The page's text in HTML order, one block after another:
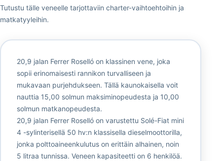
Tutustu tälle veneelle tarjottaviin charter-vaihtoehtoihin ja
matkatyyleihin.
20,9 jalan Ferrer Roselló on klassinen vene, joka
sopii erinomaisesti rannikon turvalliseen ja
mukavaan purjehdukseen. Tällä kaunokaisella voit
nauttia 15,00 solmun maksiminopeudesta ja 10,00
solmun matkanopeudesta.
20,9 jalan Ferrer Roselló on varustettu Solé-Fiat mini
4 -sylinterisellä 50 hv:n klassisella dieselmoottorilla,
jonka polttoaineenkulutus on erittäin alhainen, noin
5 litraa tunnissa. Veneen kapasiteetti on 6 henkilöä.